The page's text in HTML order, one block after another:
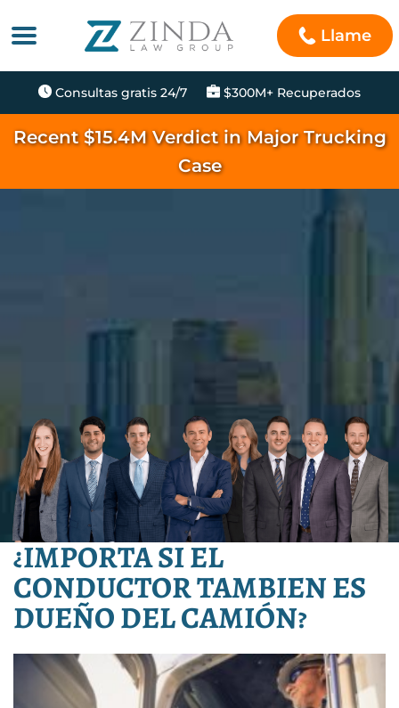
Llame
Consultas gratis 24/7 $300M+ Recuperados
Recent $15.4M Verdict in Major Trucking
Case
¿IMPORTA SI EL
CONDUCTOR TAMBIEN ES
DUEÑO DEL CAMIÓN?